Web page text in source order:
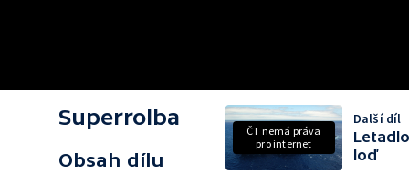
Superrolba
Obsah dílu
ČT nemá práva
pro internet
Další díl
loď